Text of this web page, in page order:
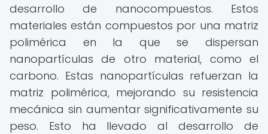
desarrollo de nanocompuestos. Estos
materiales están compuestos por una matriz
polimérica en la que se dispersan
nanopartículas de otro material, como el
carbono. Estas nanopartículas refuerzan la
matriz polimérica, mejorando su resistencia
mecánica sin aumentar significativamente su
peso. Esto ha llevado al desarrollo de